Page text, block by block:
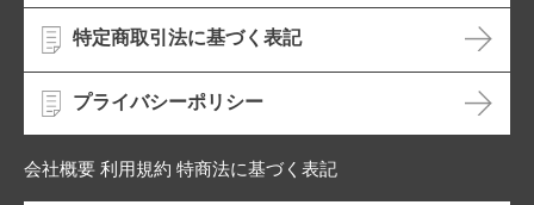
特定商取引法に基づく表記
プライバシーポリシー
会社概要 利用規約 特商法に基づく表記